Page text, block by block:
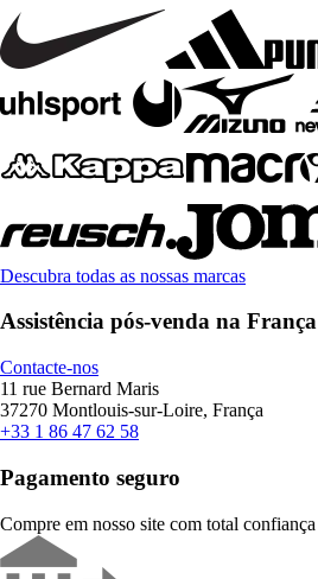
Descubra todas as nossas marcas
Assistência pós-venda na França
Contacte-nos
11 rue Bernard Maris
37270 Montlouis-sur-Loire, França
+33 1 86 47 62 58
Pagamento seguro
Compre em nosso site com total confiança